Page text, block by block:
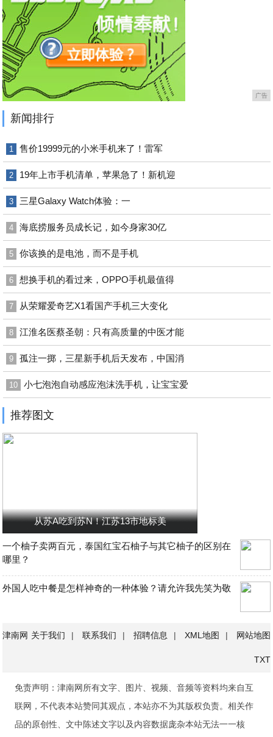
广告
新闻排行
1 售价19999元的小米手机来了！雷军
2 19年上市手机清单，苹果急了！新机迎
3 三星Galaxy Watch体验：一
4 海底捞服务员成长记，如今身家30亿
5 你该换的是电池，而不是手机
6 想换手机的看过来，OPPO手机最值得
7 从荣耀爱奇艺X1看国产手机三大变化
8 江淮名医蔡圣朝：只有高质量的中医才能
9 孤注一掷，三星新手机后天发布，中国消
10 小七泡泡自动感应泡沫洗手机，让宝宝爱
推荐图文
从苏A吃到苏N！江苏13市地标美
一个柚子卖两百元，泰国红宝石柚子与其它柚子的区别在
哪里？
外国人吃中餐是怎样神奇的一种体验？请允许我先笑为敬
津南网 关于我们 | 联系我们 | 招聘信息 | XML地图 | 网站地图
TXT
免责声明：津南网所有文字、图片、视频、音频等资料均来自互
联网，不代表本站赞同其观点，本站亦不为其版权负责。相关作
品的原创性、文中陈述文字以及内容数据庞杂本站无法一一核